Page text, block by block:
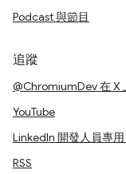
Podcast 與節目
追蹤
@ChromiumDev 在 X
YouTube
LinkedIn 開發人員專
RSS